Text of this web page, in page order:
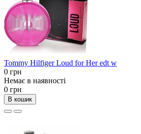
Tommy Hilfiger Loud for Her edt w
0 грн
Немає в наявності
0 грн
В кошик